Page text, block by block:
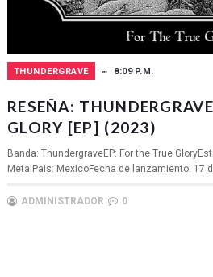
THUNDERGRAVE 8:09 P.M.
RESEÑA:
GLORY [EP] (2023)
Banda: ThundergraveEP: For the True
MetalPais: MexicoFecha de lanzamiento: 17
ADMINISTRADOR 0